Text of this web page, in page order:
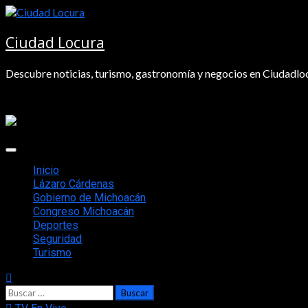
Saltar
contenido
Ciudad Locura
Descubre noticias, turismo, gastronomía y negocios en
Menú
principalInicio
Lázaro Cárdenas
Gobierno de Michoacán
Congreso Michoacán
Deportes
Seguridad
Turismo
Buscar: